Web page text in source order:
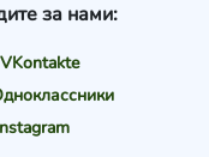
за нами:
VKontakte